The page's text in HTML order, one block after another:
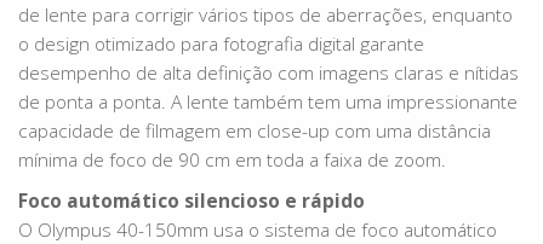
de lente para corrigir vários tipos de aberrações, enquanto
o design otimizado para fotografia digital garante
desempenho de alta definição com imagens claras e nítidas
de ponta a ponta. A lente também tem uma impressionante
capacidade de filmagem em close-up com uma distância
mínima de foco de 90 cm em toda a faixa de zoom.
Foco automático silencioso e rápido
O Olympus 40-150mm usa o sistema de foco automático